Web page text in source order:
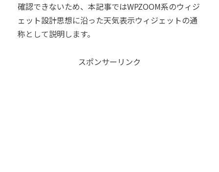
確認できないため、本記事ではWPZOOM系のウィジ
ェット設計思想に沿った天気表示ウィジェットの通
称として説明します。
スポンサーリンク